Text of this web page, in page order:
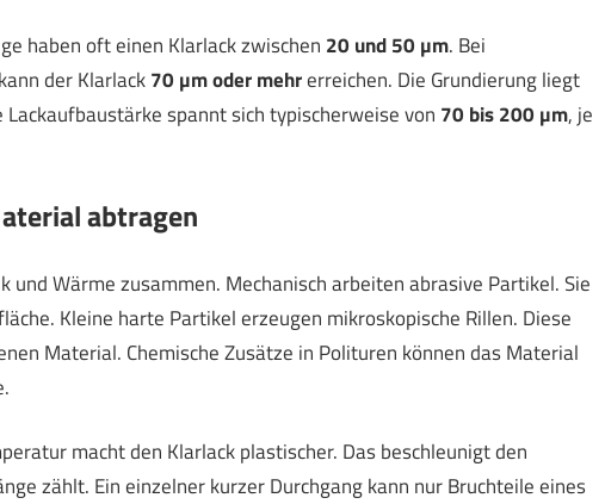
haben oft einen Klarlack zwischen 20 und 50 µm. Bei
der Klarlack70 µm oder mehrerreichen. Die Grundierung liegt
Lackaufbaustärke spannt sich typischerweise von 70 bis 200 µm, je
abtragen
und Wärme zusammen. Mechanisch arbeiten abrasive Partikel. Sie
Kleine harte Partikel erzeugen mikroskopische Rillen. Diese
Material. Chemische Zusätze in Polituren können das Material
macht den Klarlack plastischer. Das beschleunigt den
zählt. Ein einzelner kurzer Durchgang kann nur Bruchteile eines